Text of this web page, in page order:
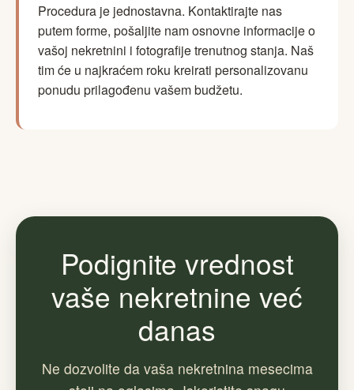
Procedura je jednostavna. Kontaktirajte nas
putem forme, pošaljite nam osnovne informacije o
vašoj nekretnini i fotografije trenutnog stanja. Naš
tim će u najkraćem roku kreirati personalizovanu
ponudu prilagođenu vašem budžetu.
Podignite vrednost
vaše nekretnine već
danas
Ne dozvolite da vaša nekretnina mesecima